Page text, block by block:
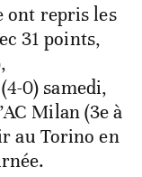
ont repris les
31 points,
0) samedi,
Milan (3e à
au Torino en